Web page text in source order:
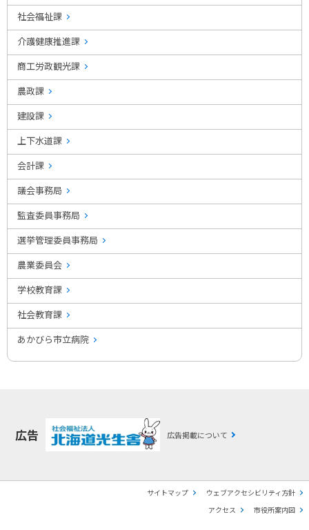
社会福祉課
介護健康推進課
商工労政観光課
農政課
建設課
上下水道課
会計課
議会事務局
監査委員事務局
選挙管理委員事務局
農業委員会
学校教育課
社会教育課
あかびら市立病院
広告 広告掲載について
サイトマップ
ウェブアクセシビリティ方針
アクセス
市役所案内図